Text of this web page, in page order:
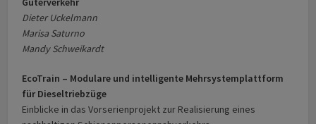
Dieter Uckelmann
Marisa Saturno
Mandy Schweikardt
EcoTrain – Modulare und intelligente Mehrsystemplattform
für Dieseltriebzüge
Einblicke in das Vorserienprojekt zur Realisierung eines